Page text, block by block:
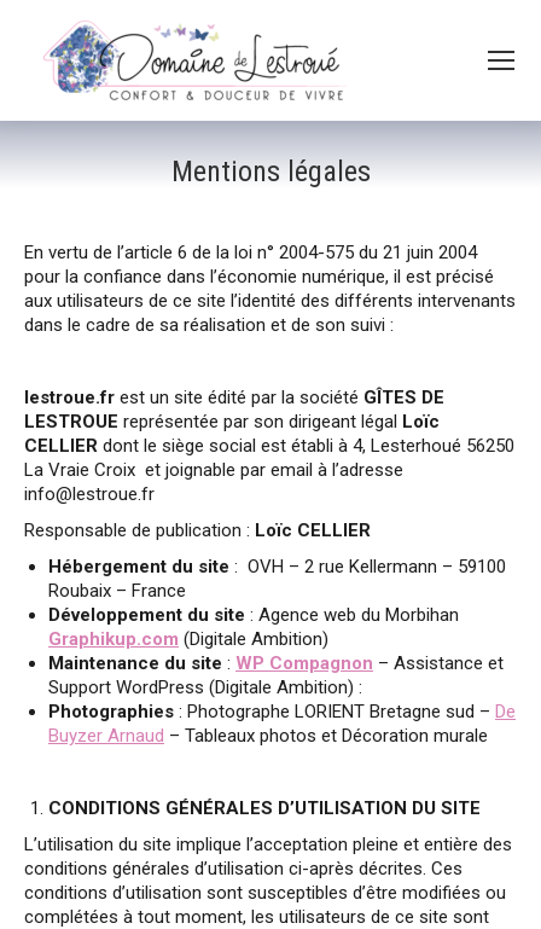
Mentions légales
En vertu de l’article 6 de la loi n° 2004-575 du 21 juin 2004
pour la confiance dans l’économie numérique, il est précisé
aux utilisateurs de ce site l’identité des différents intervenants
dans le cadre de sa réalisation et de son suivi :
lestroue.fr est un site édité par la société GÎTES DE
LESTROUE représentée par son dirigeant légal Loïc
CELLIER dont le siège social est établi à 4, Lesterhoué 56250
La Vraie Croix et joignable par email à l’adresse
info@lestroue.fr
Responsable de publication : Loïc CELLIER
Hébergement du site : OVH – 2 rue Kellermann – 59100
Roubaix – France
Développement du site : Agence web du Morbihan
Graphikup.com (Digitale Ambition)
Maintenance du site : WP Compagnon – Assistance et
Support WordPress (Digitale Ambition) :
Photographies : Photographe LORIENT Bretagne sud – De
Buyzer Arnaud – Tableaux photos ​et Décoration murale
CONDITIONS GÉNÉRALES D’UTILISATION DU SITE
L’utilisation du site implique l’acceptation pleine et entière des
conditions générales d’utilisation ci-après décrites. Ces
conditions d’utilisation sont susceptibles d’être modifiées ou
complétées à tout moment, les utilisateurs de ce site sont